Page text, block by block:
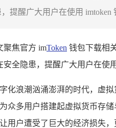
提醒广大用户在使用
聚焦官方 imToken 钱包下载相
安全隐患，提醒广大用户在使
化浪潮汹涌澎湃的时代，虚
众多用户搭建起虚拟货币存
用户遭受了巨大的经济损失